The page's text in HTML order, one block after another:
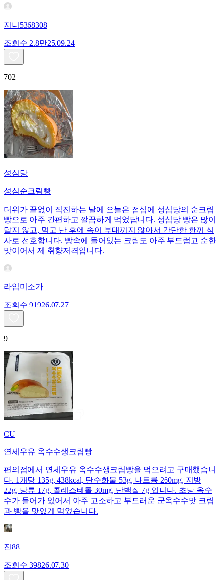
지니5368308
조회수 2.8만25.09.24
702
성심당
성심순크림빵
더위가 끝없이 직진하는 날에 오늘은 점심에 성심당의 순크림
빵으로 아주 간편하고 깔끔하게 먹었답니다. 성심당 빵은 많이
달지 않고, 먹고 난 후에 속이 부대끼지 않아서 간단한 한끼 식
사로 선호합니다. 빵속에 들어있는 크림도 아주 부드럽고 순한
맛이어서 제 취향저격입니다.
라임미소가
조회수 91926.07.27
9
CU
연세우유 옥수수생크림빵
편의점에서 연세우유 옥수수생크림빵을 먹으려고 구매했습니
다. 1개당 135g, 438kcal, 탄수화물 53g, 나트륨 260mg, 지방
22g, 당류 17g, 콜레스테롤 30mg, 단백질 7g 입니다. 초당 옥수
수가 들어가 있어서 아주 고소하고 부드러운 군옥수수맛 크림
과 빵을 맛있게 먹었습니다.
진88
조회수 39826.07.30